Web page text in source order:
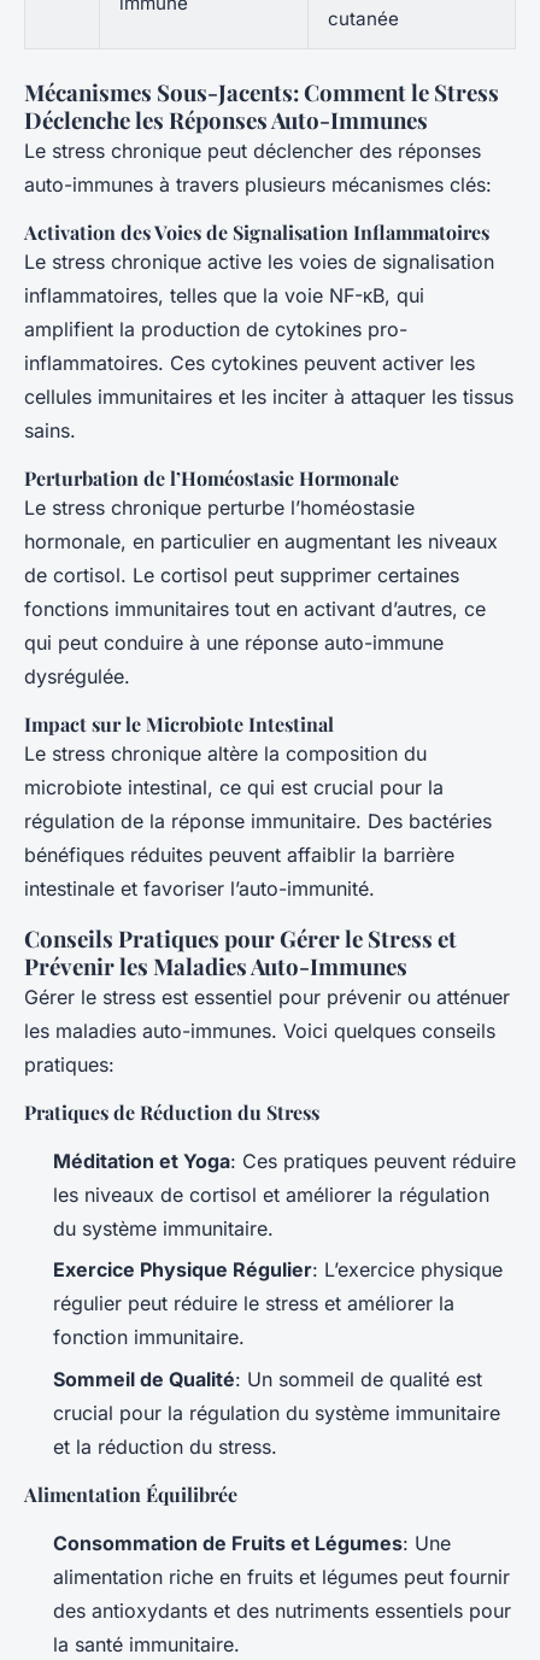
cutanée
Mécanismes Sous-Jacents: Comment le Stress
Déclenche les Réponses Auto-Immunes
Le stress chronique peut déclencher des réponses
auto-immunes à travers plusieurs mécanismes clés:
Activation des Voies de Signalisation Inflammatoires
Le stress chronique active les voies de signalisation
inflammatoires, telles que la voie NF-κB, qui
amplifient la production de cytokines pro-
inflammatoires. Ces cytokines peuvent activer les
cellules immunitaires et les inciter à attaquer les tissus
sains.
Perturbation de l’Homéostasie Hormonale
Le stress chronique perturbe l’homéostasie
hormonale, en particulier en augmentant les niveaux
de cortisol. Le cortisol peut supprimer certaines
fonctions immunitaires tout en activant d’autres, ce
qui peut conduire à une réponse auto-immune
dysrégulée.
Impact sur le Microbiote Intestinal
Le stress chronique altère la composition du
microbiote intestinal, ce qui est crucial pour la
régulation de la réponse immunitaire. Des bactéries
bénéfiques réduites peuvent affaiblir la barrière
intestinale et favoriser l’auto-immunité.
Conseils Pratiques pour Gérer le Stress et
Prévenir les Maladies Auto-Immunes
Gérer le stress est essentiel pour prévenir ou atténuer
les maladies auto-immunes. Voici quelques conseils
pratiques:
Pratiques de Réduction du Stress
Méditation et Yoga: Ces pratiques peuvent réduire
les niveaux de cortisol et améliorer la régulation
du système immunitaire.
Exercice Physique Régulier: L’exercice physique
régulier peut réduire le stress et améliorer la
fonction immunitaire.
Sommeil de Qualité: Un sommeil de qualité est
crucial pour la régulation du système immunitaire
et la réduction du stress.
Alimentation Équilibrée
Consommation de Fruits et Légumes: Une
alimentation riche en fruits et légumes peut fournir
des antioxydants et des nutriments essentiels pour
la santé immunitaire.